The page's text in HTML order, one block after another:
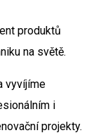
produktů
na světě.
vyvíjíme
i
projekty.